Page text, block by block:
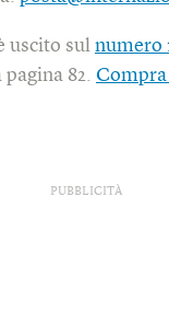
uscito sul numero
82.
PUBBLICITÀ